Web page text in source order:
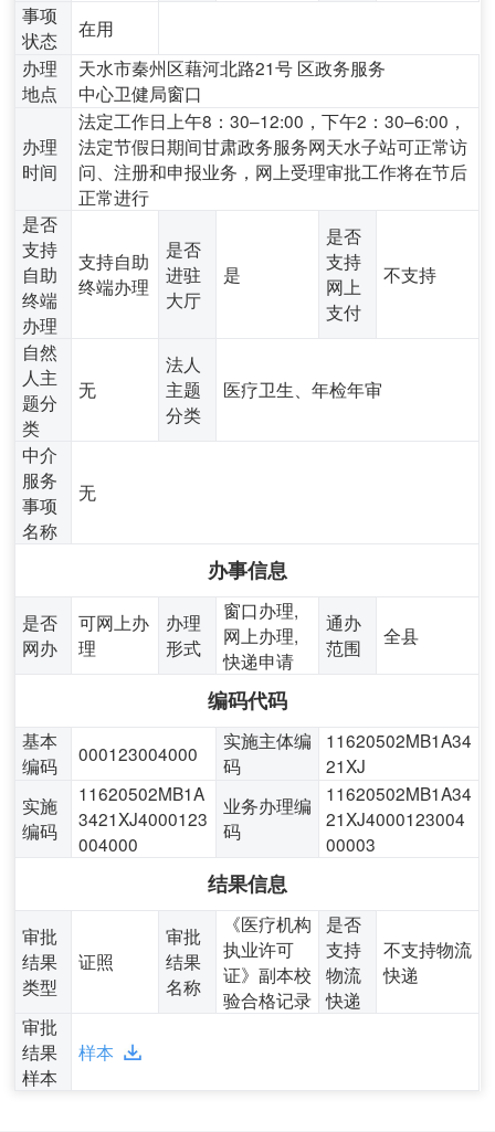
事项
状态
在用
办理
地点
天水市秦州区藉河北路21号 区政务服务
中心卫健局窗口
办理
时间
法定工作日上午8：30–12:00，下午2：30–6:00，
法定节假日期间甘肃政务服务网天水子站可正常访
问、注册和申报业务，网上受理审批工作将在节后
正常进行
是否
支持
自助
终端
办理
支持自助
终端办理
是否
进驻
大厅
是
是否
支持
网上
支付
不支持
自然
人主
题分
类
无
法人
主题
分类
医疗卫生、年检年审
中介
服务
事项
名称
无
办事信息
是否
网办
可网上办
理
办理
形式
窗口办理,
网上办理,
快递申请
通办
范围
全县
编码代码
基本
编码
000123004000
实施主体编
码
11620502MB1A34
21XJ
实施
编码
11620502MB1A
3421XJ4000123
004000
业务办理编
码
11620502MB1A34
21XJ4000123004
00003
结果信息
审批
结果
类型
证照
审批
结果
名称
《医疗机构
执业许可
证》副本校
验合格记录
是否
支持
物流
快递
不支持物流
快递
审批
结果
样本
样本